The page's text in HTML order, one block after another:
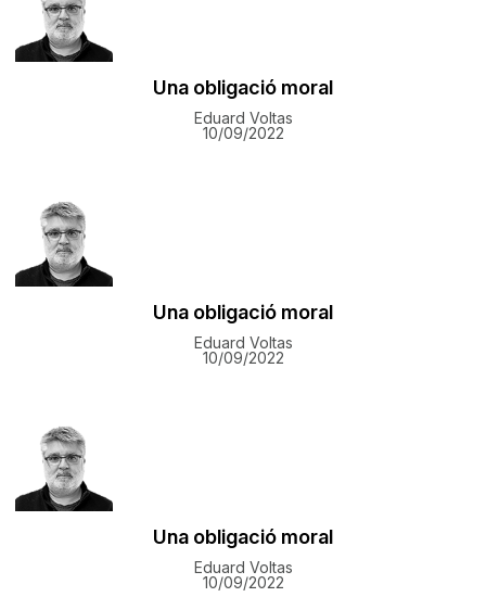
Una obligació moral
Eduard Voltas
10/09/2022
Una obligació moral
Eduard Voltas
10/09/2022
Una obligació moral
Eduard Voltas
10/09/2022